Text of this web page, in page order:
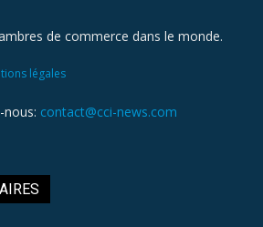
de commerce dans le monde.
légales
nous: contact@cci-news.com